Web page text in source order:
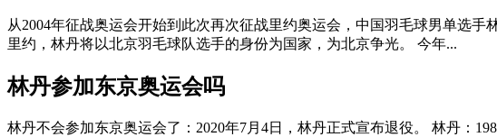
从2004年征战奥运会开始到此次再次征战里约奥运会，中国羽毛球男单选
里约，林丹将以北京羽毛球队选手的身份为国家，为北京争光。 今年...
林丹参加东京奥运会吗
林丹不会参加东京奥运会了：2020年7月4日，林丹正式宣布退役。 林丹：